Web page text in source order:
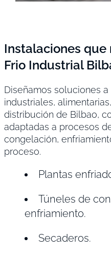
Instalaciones que
Frio Industrial
Diseñamos soluciones
industriales,
distribución de Bilbao,
adaptadas a procesos
congelación,
proceso.
Plantas
Túneles de
enfriamiento.
Secaderos.